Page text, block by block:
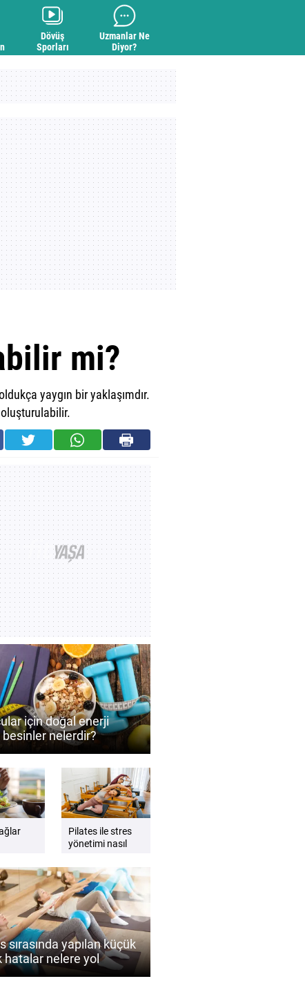
Dövüş
Sporları
Uzmanlar Ne
Diyor?
mi?
yaygın bir yaklaşımdır.
için doğal enerji
besinler nelerdir?
destekleyen
Pilates ile stres
yönetimi nasıl
Zihin ve beden
dengesini
güçlendiren
öneriler
sırasında yapılan küçük
hatalar nelere yol